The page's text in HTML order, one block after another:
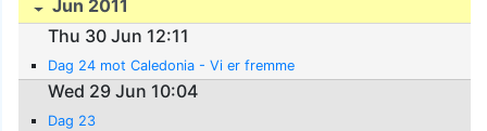
Jun 2011
Thu 30 Jun 12:11
Dag 24 mot Caledonia - Vi er fremme
Wed 29 Jun 10:04
Dag 23